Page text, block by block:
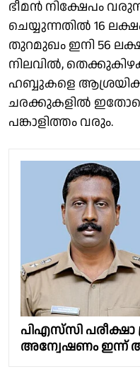
ഭീമൻ നിക്ഷേപം
ചെയ്യുന്നതിൽ 16
തുറമുഖം ഇനി 56
നിലവിൽ,
ഹബ്ബുകളെ
ചരക്കുകളിൽ
പങ്കാളിത്തം വരും.
പിഎസ്‌സി പരീക്ഷാ
അന്വേഷണം ഇന്ന്